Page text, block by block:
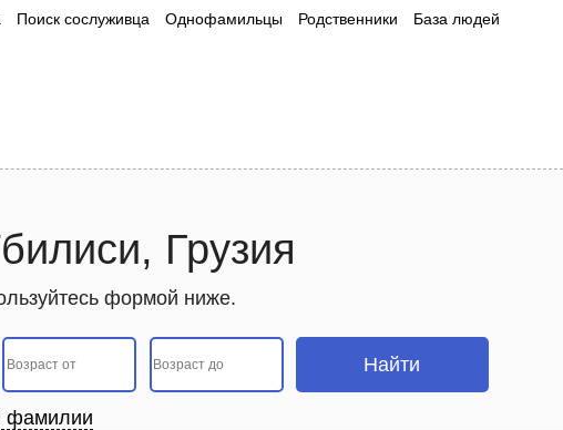
Поиск сослуживца Однофамильцы Родственники База людей
Грузия
формой ниже.
фамилии